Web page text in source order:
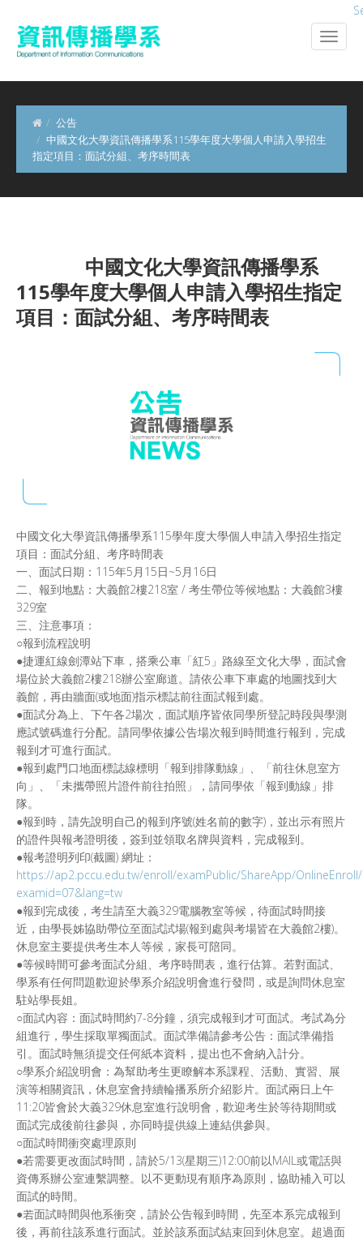
公告
中國文化大學資訊傳播學系115學年度大學個人申請入學招生
指定項目：面試分組、考序時間表
中國文化大學資訊傳播學系
115學年度大學個人申請入學招生指定
項目：面試分組、考序時間表
中國文化大學資訊傳播學系115學年度大學個人申請入學招生指定
項目：面試分組、考序時間表
一、面試日期：115年5月15日~5月16日
二、報到地點：大義館2樓218室 / 考生帶位等候地點：大義館3樓
329室
三、注意事項：
○報到流程說明
●捷運紅線劍潭站下車，搭乘公車「紅5」路線至文化大學，面試會
場位於大義館2樓218辦公室廊道。請依公車下車處的地圖找到大
義館，再由牆面(或地面)指示標誌前往面試報到處。
●面試分為上、下午各2場次，面試順序皆依同學所登記時段與學測
應試號碼進行分配。請同學依據公告場次報到時間進行報到，完成
報到才可進行面試。
●報到處門口地面標誌線標明「報到排隊動線」、「前往休息室方
向」、「未攜帶照片證件前往拍照」，請同學依「報到動線」排
隊。
●報到時，請先說明自己的報到序號(姓名前的數字)，並出示有照片
的證件與報考證明後，簽到並領取名牌與資料，完成報到。
●報考證明列印(截圖) 網址：
https://ap2.pccu.edu.tw/enroll/examPublic/ShareApp/
examid=07&lang=tw
●報到完成後，考生請至大義329電腦教室等候，待面試時間接
近，由學長姊協助帶位至面試試場(報到處與考場皆在大義館2樓)。
休息室主要提供考生本人等候，家長可陪同。
●等候時間可參考面試分組、考序時間表，進行估算。若對面試、
學系有任何問題歡迎於學系介紹說明會進行發問，或是詢問休息室
駐站學長姐。
○面試內容：面試時間約7-8分鐘，須完成報到才可面試。考試為分
組進行，學生採取單獨面試。面試準備請參考公告：面試準備指
引。面試時無須提交任何紙本資料，提出也不會納入計分。
○學系介紹說明會：為幫助考生更瞭解本系課程、活動、實習、展
演等相關資訊，休息室會持續輪播系所介紹影片。面試兩日上午
11:20皆會於大義329休息室進行說明會，歡迎考生於等待期間或
面試完成後前往參與，亦同時提供線上連結供參與。
○面試時間衝突處理原則
●若需要更改面試時間，請於5/13(星期三)12:00前以MAIL或電話與
資傳系辦公室連繫調整。以不更動現有順序為原則，協助補入可以
面試的時間。
●若面試時間與他系衝突，請於公告報到時間，先至本系完成報到
後，再前往該系進行面試。並於該系面試結束回到休息室。超過面